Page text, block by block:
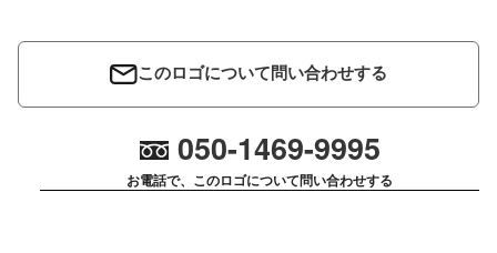
このロゴについて問い合わせする
050-1469-9995
お電話で、このロゴについて問い合わせする